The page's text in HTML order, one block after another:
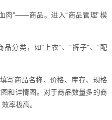
肉”——商品。进入“商品管理”模
分类，如“上衣”、“裤子”、“配
写商品名称、价格、库存、规格
和详情图。对于商品数量多的商
率极高。